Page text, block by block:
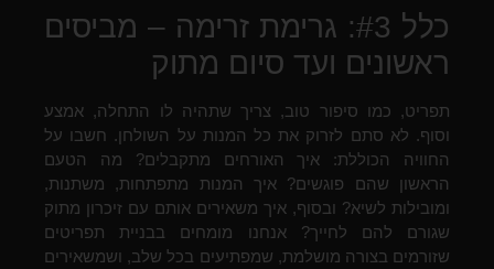
כלל #3: גרימת זרימה – מביסים
ראשונים ועד סיום מתוק
תפריט, כמו סיפור טוב, צריך שתהיה לו התחלה, אמצע
וסוף. לא סתם לזרוק את כל המנות על השולחן. חשבו על
החוויה הכוללת: איך האורחים מתקבלים? מה הטעם
הראשון שהם פוגשים? איך המנות מתפתחות, משתנות,
ומובילות לשיא? ובסוף, איך משאירים אותם עם זיכרון מתוק
שגורם להם לחייך? אנחנו מומחים בבניית תפריטים
שזורמים בצורה מושלמת, שמפתיעים בכל שלב, ושמשאירים